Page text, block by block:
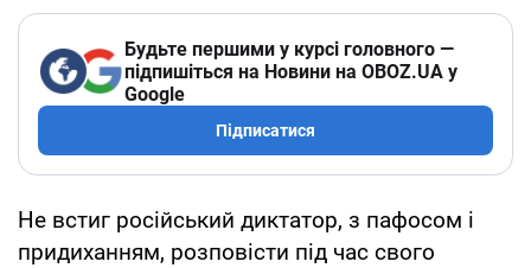
Будьте першими у курсі головного —
підпишіться на Новини на OBOZ.UA у
Google
Підписатися
Не встиг російський диктатор, з пафосом і
придиханням, розповісти під час свого